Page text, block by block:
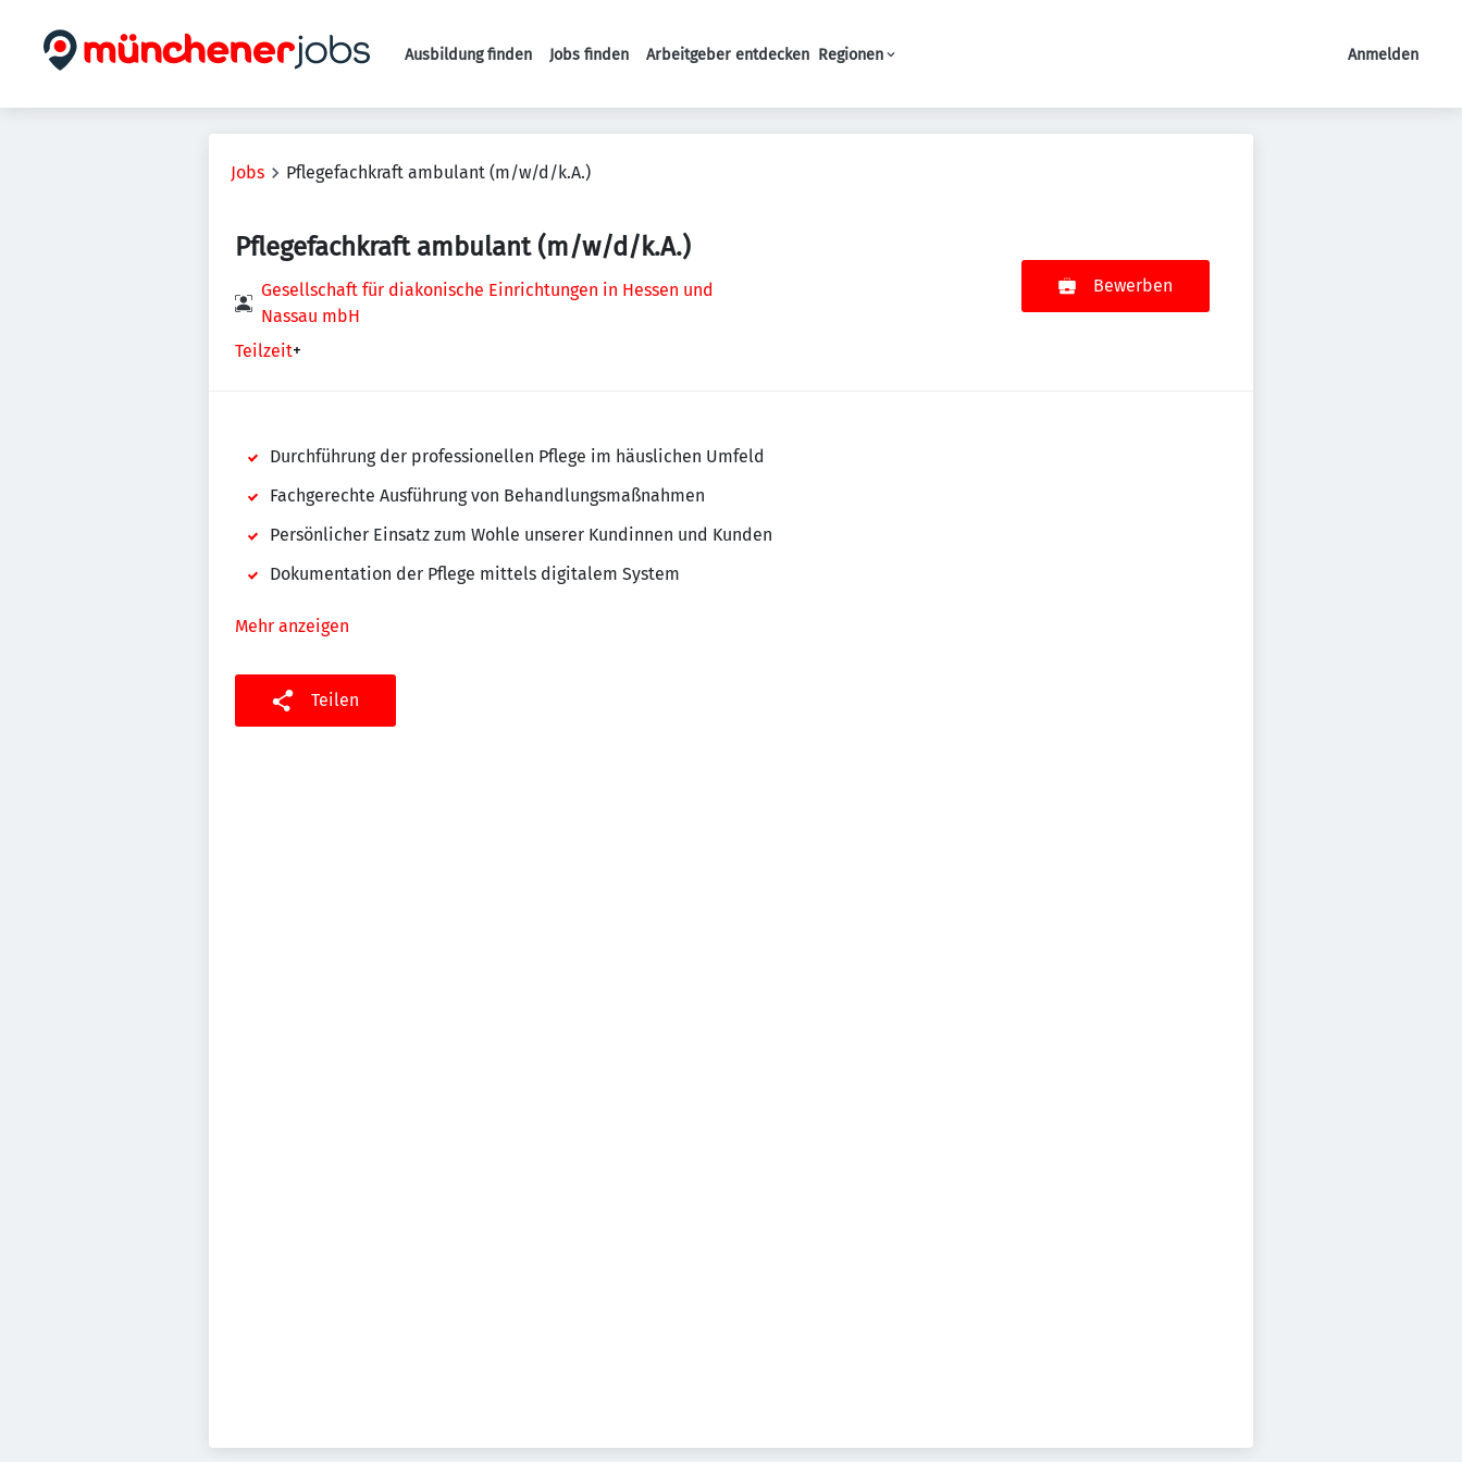
Haupt-Navigation
Ausbildung finden Jobs finden Arbeitgeber entdecken Regionen Anmelden
Jobs Pflegefachkraft ambulant (m/w/d/k.A.)
Pflegefachkraft ambulant (m/w/d/k.A.)
Gesellschaft für diakonische Einrichtungen in Hessen und
Nassau mbH
Teilzeit+
Bewerben
Durchführung der professionellen Pflege im häuslichen Umfeld
Fachgerechte Ausführung von Behandlungsmaßnahmen
Persönlicher Einsatz zum Wohle unserer Kundinnen und Kunden
Dokumentation der Pflege mittels digitalem System
Mehr anzeigen
Teilen